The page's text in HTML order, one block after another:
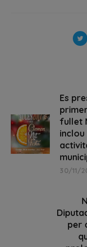
Es
fullet
30/11/
per